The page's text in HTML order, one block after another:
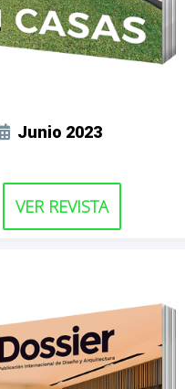
Junio 2023
VER REVISTA